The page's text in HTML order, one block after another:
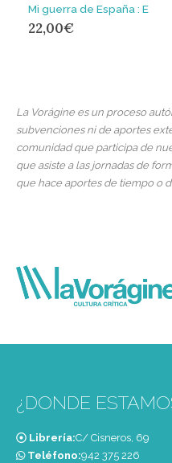
Mi guerra de España : E
22,00€
La Vorágine es un proceso
subvenciones ni de aportes
comunidad que participa de
que asiste a las jornadas de
que hace aportes de tiempo o
¿DONDE
Librería:C/ Cisneros, 69
Teléfono:‭942 375 226‬